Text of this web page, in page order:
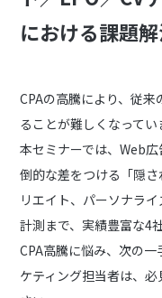
における課題
CPAの高騰により、従
ることが難しくなってい
本セミナーでは、Web
倒的な差をつける「隠
リエイト、パーソナラ
計測まで、実績豊富な4
CPA高騰に悩み、次の
ケティング担当者は、